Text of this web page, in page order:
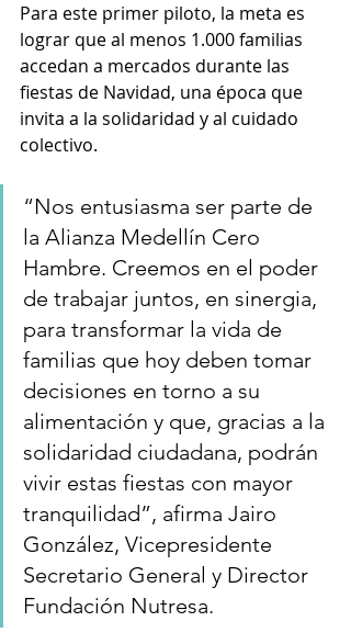
Para este primer piloto, la meta es
lograr que al menos 1.000 familias
accedan a mercados durante las
fiestas de Navidad, una época que
invita a la solidaridad y al cuidado
colectivo.
“Nos entusiasma ser parte de
la Alianza Medellín Cero
Hambre. Creemos en el poder
de trabajar juntos, en sinergia,
para transformar la vida de
familias que hoy deben tomar
decisiones en torno a su
alimentación y que, gracias a la
solidaridad ciudadana, podrán
vivir estas fiestas con mayor
tranquilidad”, afirma Jairo
González, Vicepresidente
Secretario General y Director
Fundación Nutresa.